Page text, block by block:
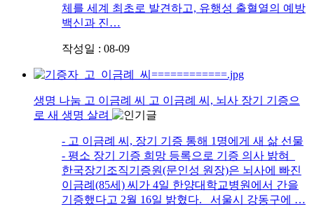
체를 세계 최초로 발견하고, 유행성 출혈열의 예방
백신과 진…
작성일 : 08-09
생명 나눔 고 이금례 씨 고 이금례 씨, 뇌사 장기 기증으
로 새 생명 살려
- 고 이금례 씨, 장기 기증 통해 1명에게 새 삶 선물
- 평소 장기 기증 희망 등록으로 기증 의사 밝혀
한국장기조직기증원(문인성 원장)은 뇌사에 빠진
이금례(85세) 씨가 4일 한양대학교병원에서 간을
기증했다고 2월 16일 밝혔다. 서울시 강동구에 …